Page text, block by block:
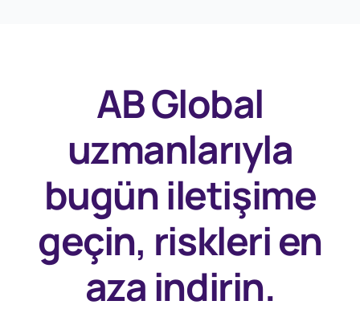
AB Global
uzmanlarıyla
bugüniletişime
geçin, riskleri en
aza indirin.